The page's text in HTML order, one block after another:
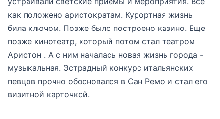
как положено аристократам. Курортная жизнь
била ключом. Позже было построено казино. Еще
позже кинотеатр, который потом стал театром
Аристон . А с ним началась новая жизнь города -
музыкальная. Эстрадный конкурс итальянских
певцов прочно обосновался в Сан Ремо и стал его
визитной карточкой.